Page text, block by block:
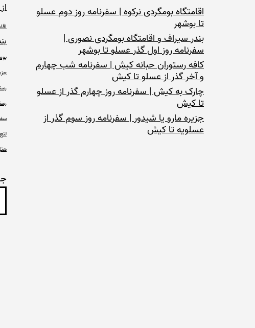
اقامتگاه بومگردی نرکوه | سفرنامه روز دوم عسلو
تا بوشهر
بندر سیراف و اقامتگاه بومگردی نصوری |
سفرنامه روز اول گذر عسلو تا بوشهر
کافه رستوران حبانه کیش | سفرنامه شب چهارم
و آخر گذر از عسلو تا کیش
چارک به کیش | سفرنامه روز چهارم گذر از عسلو
تا کیش
جزیره مارو یا شیدور | سفرنامه روز سوم گذر از
عسلویه تا کیش